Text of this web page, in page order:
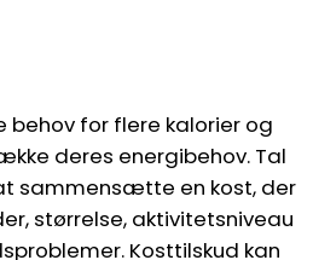
behov for flere kalorier og
deres energibehov. Tal
sammensætte en kost, der
størrelse, aktivitetsniveau
Kosttilskud kan